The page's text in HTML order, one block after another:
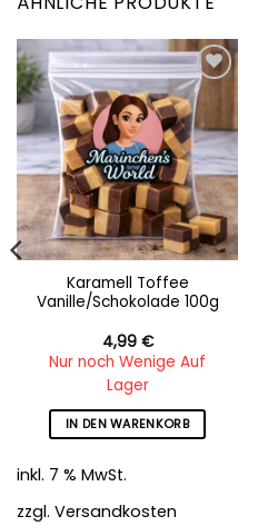
Add to
wishlist
Karamell Toffee
Vanille/Schokolade 100g
4,99 €
Nur noch Wenige Auf
Lager
IN DEN WARENKORB
inkl. 7 % MwSt.
zzgl. Versandkosten